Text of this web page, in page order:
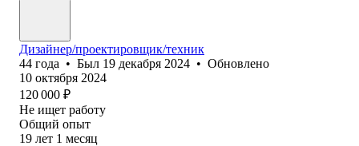
Дизайнер/проектировщик/техник
44 года • Был 19 декабря 2024 • Обновлено
10 октября 2024
120 000 ₽
Не ищет работу
Общий опыт
19 лет 1 месяц